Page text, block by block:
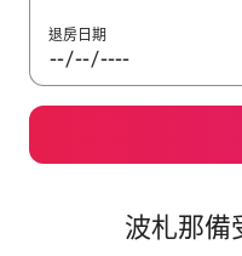
退房日期
波札那備